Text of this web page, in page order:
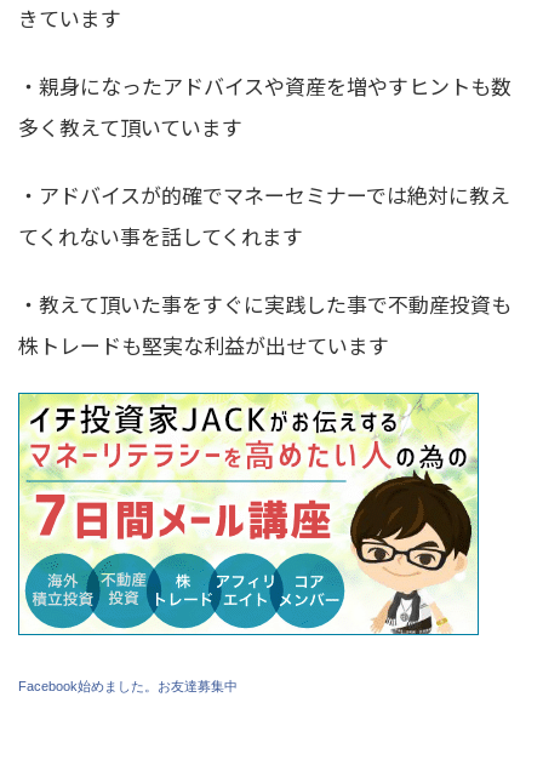
きています
・親身になったアドバイスや資産を増やすヒントも数
多く教えて頂いています
・アドバイスが的確でマネーセミナーでは絶対に教え
てくれない事を話してくれます
・教えて頂いた事をすぐに実践した事で不動産投資も
株トレードも堅実な利益が出せています
Facebook始めました。お友達募集中